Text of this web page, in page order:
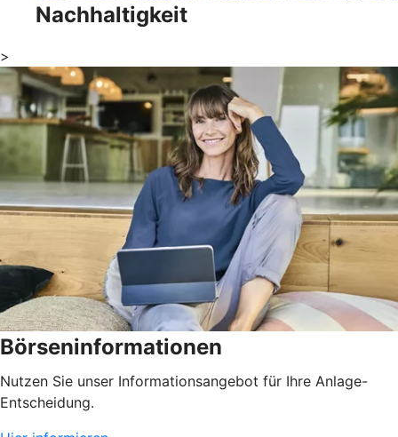
Nachhaltigkeit
>
Börseninformationen
Nutzen Sie unser Informationsangebot für Ihre Anlage-
Entscheidung.